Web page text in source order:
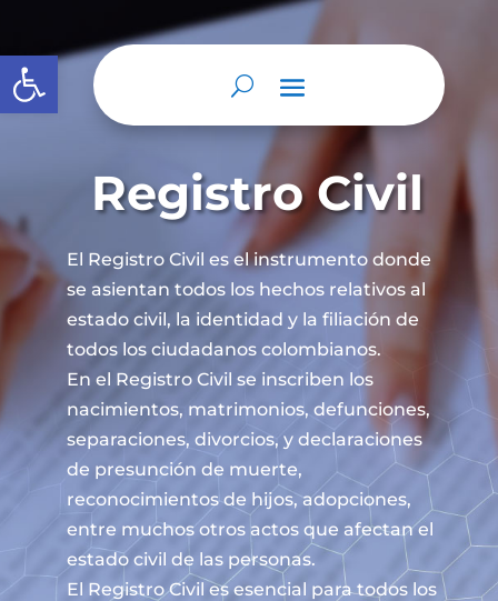
Abrir barra de herramientas
Registro Civil
El Registro Civil es el instrumento donde
se asientan todos los hechos relativos al
estado civil, la identidad y la filiación de
todos los ciudadanos colombianos.
En el Registro Civil se inscriben los
nacimientos, matrimonios, defunciones,
separaciones, divorcios, y declaraciones
de presunción de muerte,
reconocimientos de hijos, adopciones,
entre muchos otros actos que afectan el
estado civil de las personas.
El Registro Civil es esencial para todos los